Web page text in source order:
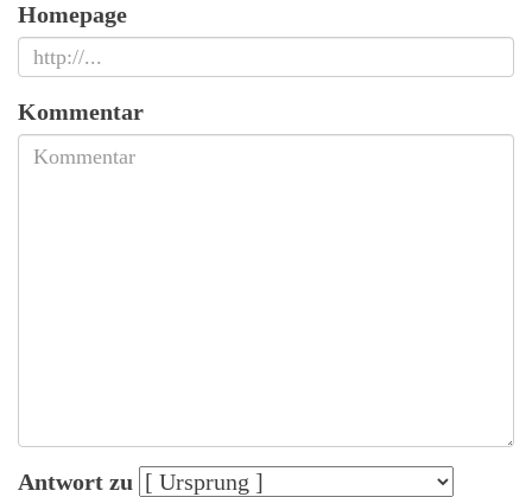
Homepage
Kommentar
Antwort zu